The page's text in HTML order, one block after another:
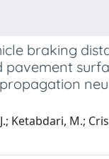
braking
pavement
Ketabdari, M.;